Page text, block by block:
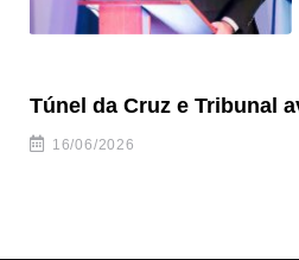
Túnel da Cruz e Tribunal
16/06/2026